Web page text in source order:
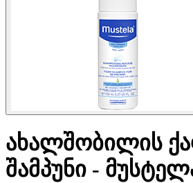
ახალშობილის
შამპუნი -